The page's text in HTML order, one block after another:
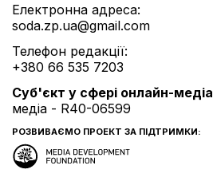
Електронна адреса:
soda.zp.ua@gmail.com
Телефон редакції:
+380 66 535 7203
Cуб'єкт у сфері онлайн-медіа
медіа - R40-06599
РОЗВИВАЄМО ПРОЕКТ ЗА ПІДТРИМКИ: